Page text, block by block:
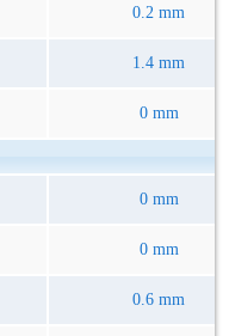
0.2 mm
1.4 mm
0 mm
0 mm
0 mm
0.6 mm